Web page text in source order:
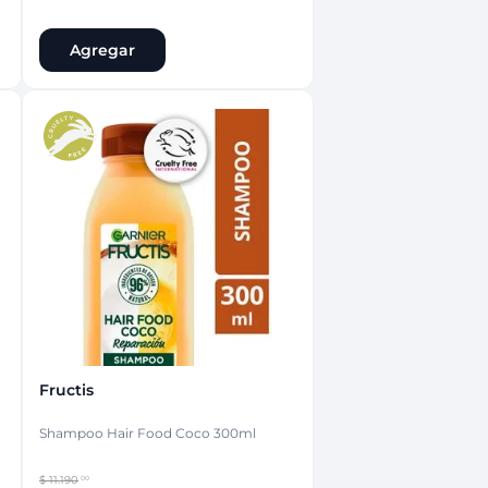
Agregar
Fructis
Shampoo Hair Food Coco 300ml
$ 11.190 00